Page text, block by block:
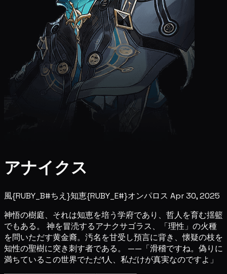
アナイクス
風{RUBY_B#ちえ}知恵{RUBY_E#}オンパロス Apr 30, 2025
神悟の樹庭、それは知恵を培う学府であり、哲人を育む揺籃
でもある。 神を冒涜するアナクサゴラス、「理性」の火種
を問いただす黄金裔。汚名を甘受し預言に背き、懐疑の枝を
知性の聖樹に突き刺す者である。 ——「滑稽ですね。偽りに
満ちているこの世界でただ1人、私だけが真実なのですよ」